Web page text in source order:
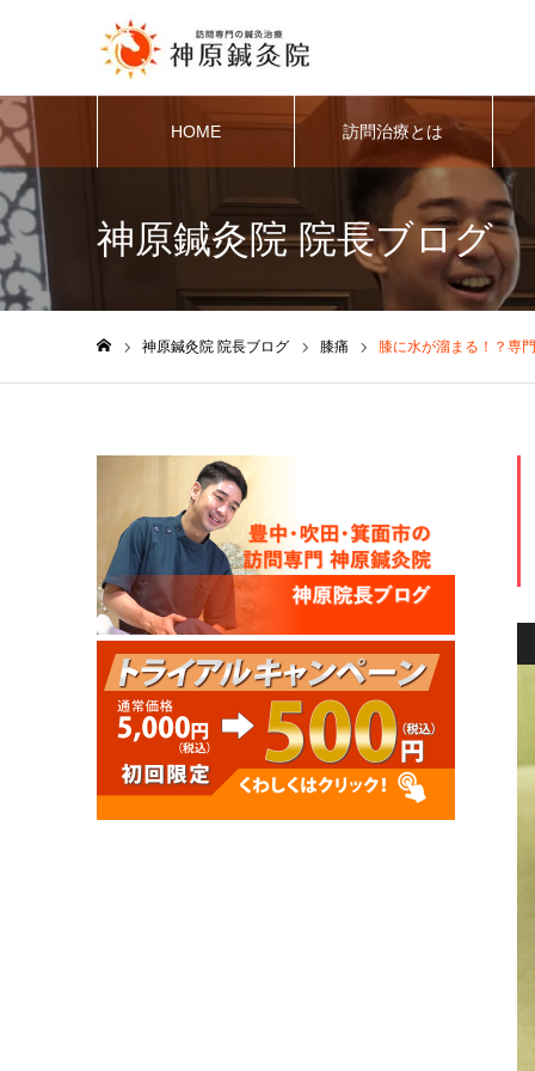
HOME 訪問治療とは
神原鍼灸院 院長ブログ
神原鍼灸院 院長ブログ 膝痛 膝に水が溜まる！？専